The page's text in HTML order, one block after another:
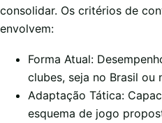
consolidar. Os critérios de
envolvem:
Forma Atual:
clubes, seja no Brasil ou
Adaptação Tática:
esquema de jogo